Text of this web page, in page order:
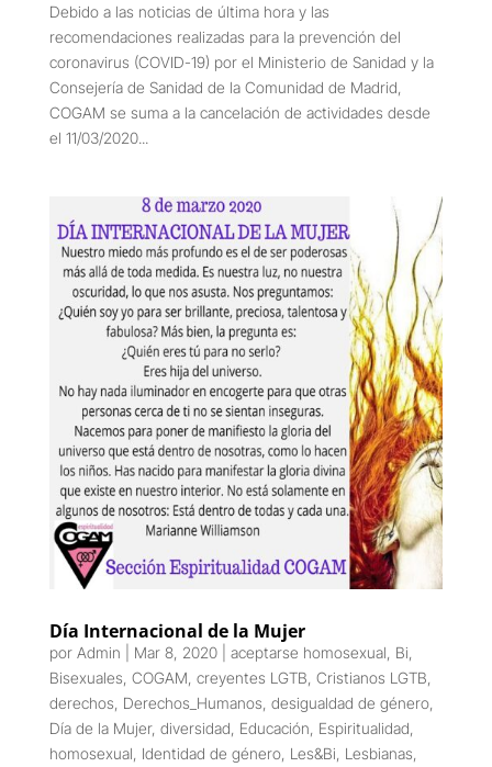
Debido a las noticias de última hora y las
recomendaciones realizadas para la prevención del
coronavirus (COVID-19) por el Ministerio de Sanidad y la
Consejería de Sanidad de la Comunidad de Madrid,
COGAM se suma a la cancelación de actividades desde
el 11/03/2020...
Día Internacional de la Mujer
por Admin Mar 8, 2020| aceptarse homosexual Bi
Bisexuales COGAM creyentes LGTB Cristianos LGTB
derechos Derechos_Humanos desigualdad de género,
Día de la Mujer, diversidad Educación Espiritualidad
homosexual Identidad de género, Les&Bi Lesbianas